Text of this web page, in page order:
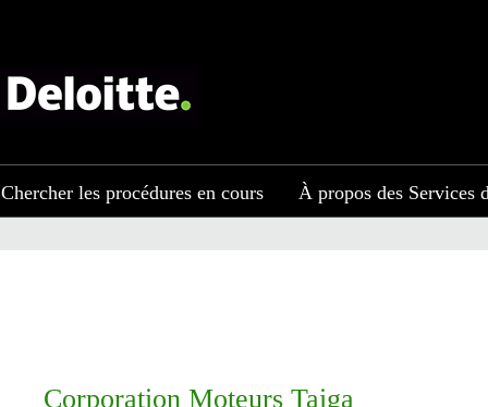
Chercher les procédures en cours À propos des Services
Corporation Moteurs Taiga